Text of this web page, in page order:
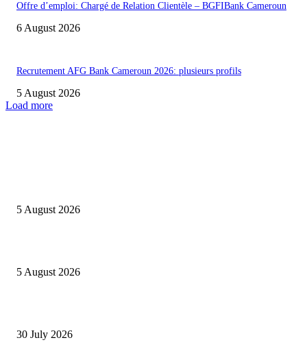
Offre d’emploi: Chargé de Relation Clientèle – BGFIBank Cameroun
6 August 2026
Recrutement AFG Bank Cameroun 2026: plusieurs profils
5 August 2026
Load more
5 August 2026
5 August 2026
30 July 2026